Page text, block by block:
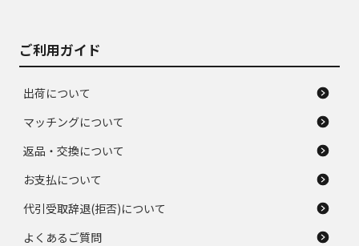
ご利用ガイド
出荷について
マッチングについて
返品・交換について
お支払について
代引受取辞退(拒否)について
よくあるご質問